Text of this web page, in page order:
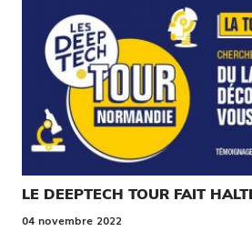
LE DEEPTECH TOUR FAIT
04 novembre 2022